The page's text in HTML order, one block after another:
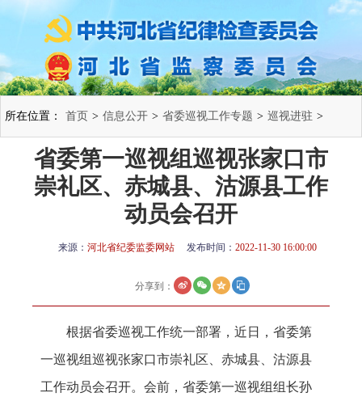
所在位置： 首页 > 信息公开 > 省委巡视工作专题 > 巡视进驻 >
省委第一巡视组巡视张家口市
崇礼区、赤城县、沽源县工作
动员会召开
来源： 河北省纪委监委网站 发布时间： 2022-11-30 16:00:00
分享到：
根据省委巡视工作统一部署，近日，省委第
一巡视组巡视张家口市崇礼区、赤城县、沽源县
工作动员会召开。会前，省委第一巡视组组长孙